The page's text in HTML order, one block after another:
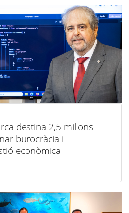
destina 2,5 milions
burocràcia i
econòmica